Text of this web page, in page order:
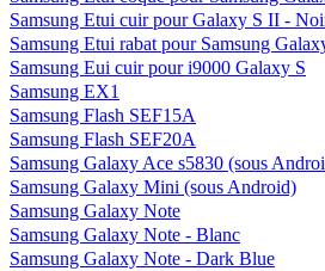
Samsung Etui cuir pour Galaxy S II -
Samsung Etui rabat pour Samsung
Samsung Eui cuir pour i9000 Galaxy S
Samsung EX1
Samsung Flash SEF15A
Samsung Flash SEF20A
Samsung Galaxy Ace s5830 (sous
Samsung Galaxy Mini (sous Android)
Samsung Galaxy Note
Samsung Galaxy Note - Blanc
Samsung Galaxy Note - Dark Blue